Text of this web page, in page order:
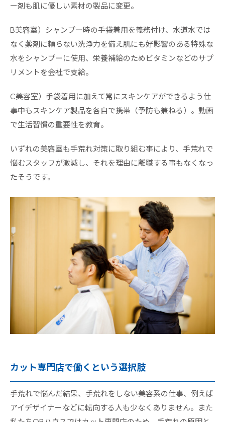
ー剤も肌に優しい素材の製品に変更。
B美容室）シャンプー時の手袋着用を義務付け、水道水では
なく薬剤に頼らない洗浄力を備え肌にも好影響のある特殊な
水をシャンプーに使用、栄養補給のためビタミンなどのサプ
リメントを会社で支給。
C美容室）手袋着用に加えて常にスキンケアができるよう仕
事中もスキンケア製品を各自で携帯（予防も兼ねる）。動画
で生活習慣の重要性を教育。
いずれの美容室も手荒れ対策に取り組む事により、手荒れで
悩むスタッフが激減し、それを理由に離職する事もなくなっ
たそうです。
カット専門店で働くという選択肢
手荒れで悩んだ結果、手荒れをしない美容系の仕事、例えば
アイデザイナーなどに転向する人も少なくありません。また